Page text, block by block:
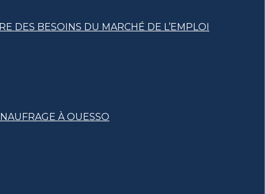
DES BESOINS DU MARCHÉ DE L’EMPLOI
À OUESSO